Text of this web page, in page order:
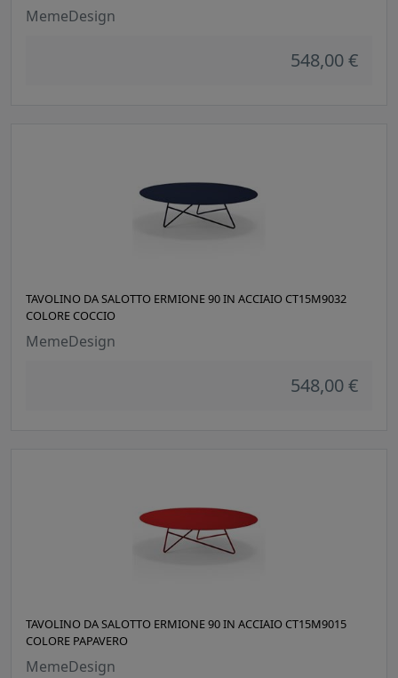
MemeDesign
548,00 €
TAVOLINO DA SALOTTO ERMIONE 90 IN ACCIAIO CT15M9032
COLORE COCCIO
MemeDesign
548,00 €
TAVOLINO DA SALOTTO ERMIONE 90 IN ACCIAIO CT15M9015
COLORE PAPAVERO
MemeDesign